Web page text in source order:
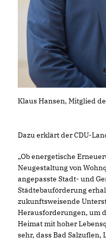
Klaus Hansen, Mitglied
Dazu erklärt der CDU-
Ob energetische
Neugestaltung von
angepasste Stadt- und
Städtebauförderung
zukunftsweisende
Herausforderungen, um
Heimat mit hoher
sehr, dass Bad Salzuflen,